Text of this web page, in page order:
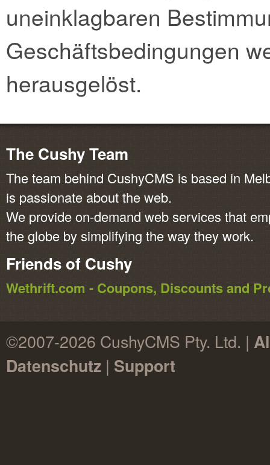
uneinklagbaren
Geschäftsbedingungen
herausgelöst.
The Cushy Team
The team behind CushyCMS is based in
is passionate about the web.
We provide on-demand web services that
the globe by simplifying the way they work.
Friends of Cushy
Wethrift.com - Coupons, Discounts and
©2007-2026 CushyCMS Pty. Ltd. |
Datenschutz | Support